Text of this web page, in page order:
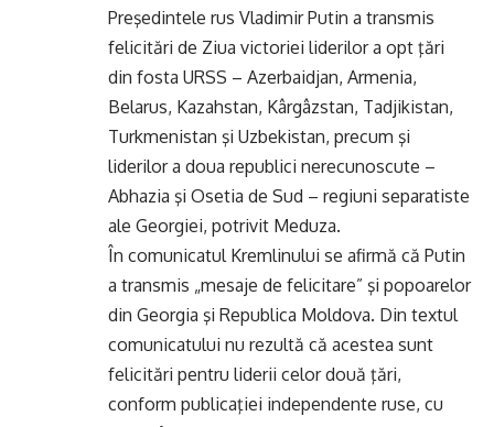
Preşedintele rus Vladimir Putin a transmis
felicitări de Ziua victoriei liderilor a opt ţări
din fosta URSS – Azerbaidjan, Armenia,
Belarus, Kazahstan, Kârgâzstan, Tadjikistan,
Turkmenistan şi Uzbekistan, precum şi
liderilor a doua republici nerecunoscute –
Abhazia şi Osetia de Sud – regiuni separatiste
ale Georgiei, potrivit Meduza.
În comunicatul Kremlinului se afirmă că Putin
a transmis „mesaje de felicitare” şi popoarelor
din Georgia şi Republica Moldova. Din textul
comunicatului nu rezultă că acestea sunt
felicitări pentru liderii celor două ţări,
conform publicaţiei independente ruse, cu